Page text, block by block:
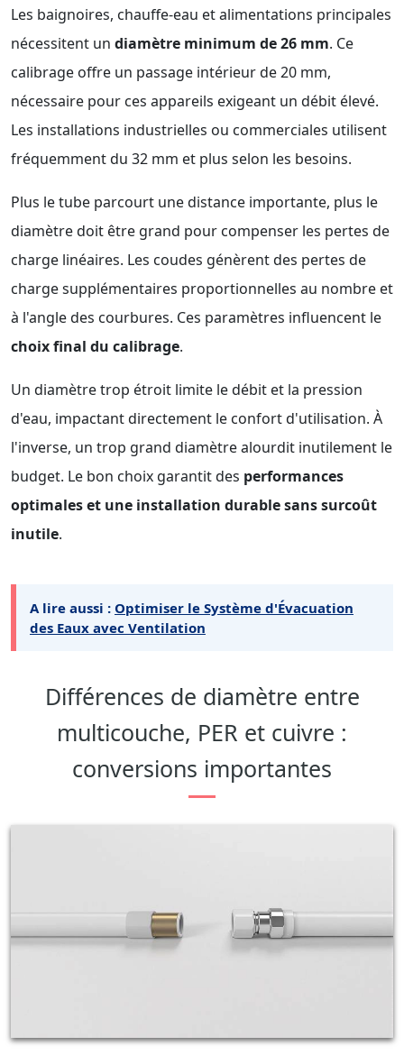
Les baignoires, chauffe-eau et alimentations principales
nécessitent un diamètre minimum de 26 mm. Ce
calibrage offre un passage intérieur de 20 mm,
nécessaire pour ces appareils exigeant un débit élevé.
Les installations industrielles ou commerciales utilisent
fréquemment du 32 mm et plus selon les besoins.
Plus le tube parcourt une distance importante, plus le
diamètre doit être grand pour compenser les pertes de
charge linéaires. Les coudes génèrent des pertes de
charge supplémentaires proportionnelles au nombre et
à l'angle des courbures. Ces paramètres influencent le
choix final du calibrage.
Un diamètre trop étroit limite le débit et la pression
d'eau, impactant directement le confort d'utilisation. À
l'inverse, un trop grand diamètre alourdit inutilement le
budget. Le bon choix garantit des performances
optimales et une installation durable sans surcoût
inutile.
A lire aussi : Optimiser le Système d'Évacuation
des Eaux avec Ventilation
Différences de diamètre entre
multicouche, PER et cuivre :
conversions importantes